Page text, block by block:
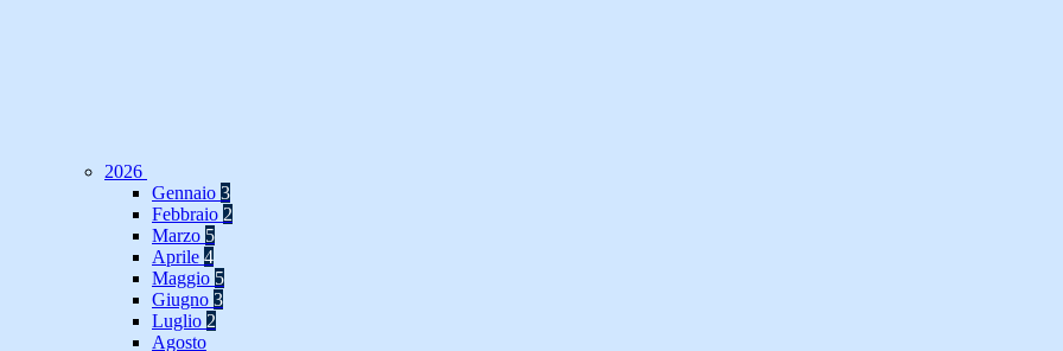
2026
Gennaio 3
Febbraio 2
Marzo 5
Aprile 4
Maggio 5
Giugno 3
Luglio 2
Agosto